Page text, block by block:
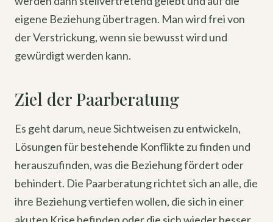
eigene Beziehung übertragen. Man wird frei von
der Verstrickung, wenn sie bewusst wird und
gewürdigt werden kann.
Ziel der Paarberatung
Es geht darum, neue Sichtweisen zu entwickeln,
Lösungen für bestehende Konflikte zu finden und
herauszufinden, was die Beziehung fördert oder
behindert. Die Paarberatung richtet sich an alle, die
ihre Beziehung vertiefen wollen, die sich in einer